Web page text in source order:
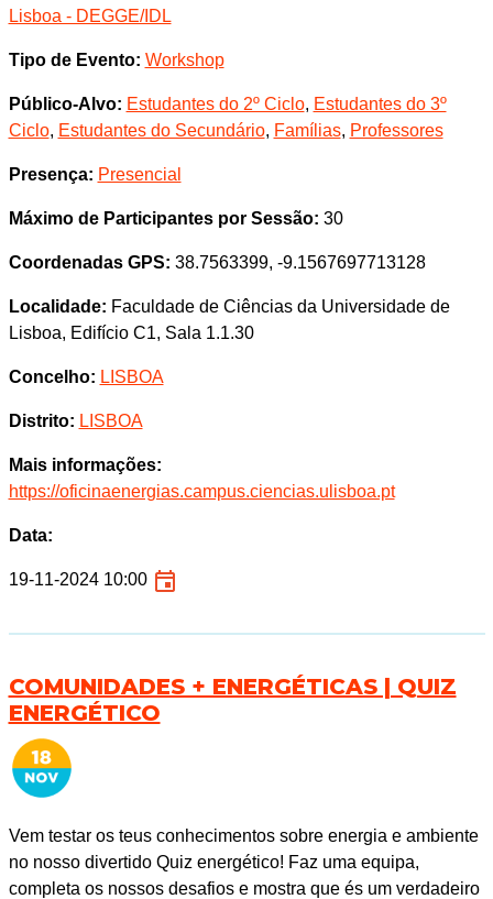
Lisboa - DEGGE/IDL
Tipo de Evento: Workshop
Público-Alvo: Estudantes do 2º Ciclo, Estudantes do 3º
Ciclo, Estudantes do Secundário, Famílias, Professores
Presença: Presencial
Máximo de Participantes por Sessão: 30
Coordenadas GPS: 38.7563399, -9.1567697713128
Localidade: Faculdade de Ciências da Universidade de
Lisboa, Edifício C1, Sala 1.1.30
Concelho: LISBOA
Distrito: LISBOA
Mais informações:
https://oficinaenergias.campus.ciencias.ulisboa.pt
Data:
19-11-2024 10:00
COMUNIDADES + ENERGÉTICAS | QUIZ
ENERGÉTICO
Vem testar os teus conhecimentos sobre energia e ambiente
no nosso divertido Quiz energético! Faz uma equipa,
completa os nossos desafios e mostra que és um verdadeiro